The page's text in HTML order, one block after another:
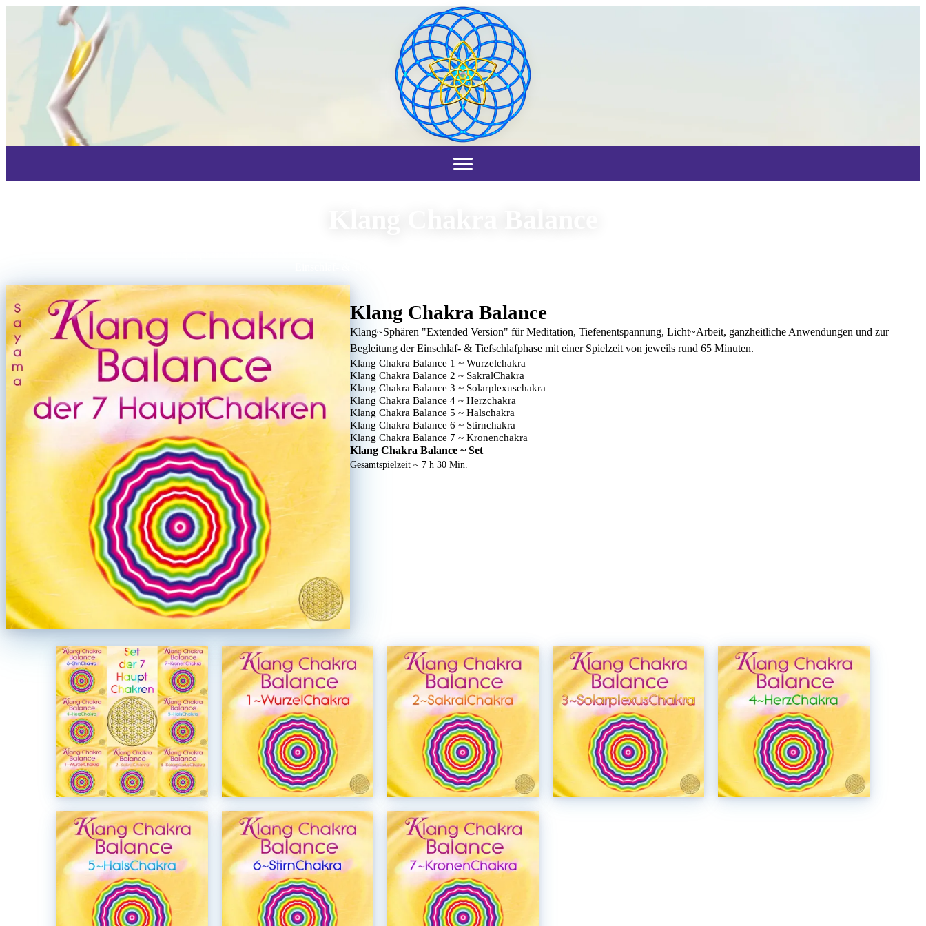
Klang Chakra Balance
Klang~Sphären "Extended Version" für Meditation, Tiefenentspannung, Licht~Arbeit, ganzheitliche Anwendungen und zur
Begleitung der Einschlaf- & Tiefschlafphase mit einer Spielzeit von jeweils rund 65 Minuten.
Klang Chakra Balance 1 ~ Wurzelchakra
Klang Chakra Balance 2 ~ SakralChakra
Klang Chakra Balance 3 ~ Solarplexuschakra
Klang Chakra Balance 4 ~ Herzchakra
Klang Chakra Balance 5 ~ Halschakra
Klang Chakra Balance 6 ~ Stirnchakra
Klang Chakra Balance 7 ~ Kronenchakra
Klang Chakra Balance ~ Set
Gesamtspielzeit ~ 7 h 30 Min.